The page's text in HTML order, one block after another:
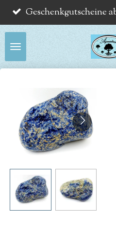
Zum
Hauptinhalt
springen
Geschenkgutscheine